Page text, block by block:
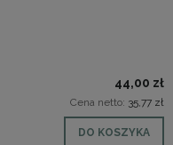
44,00 zł
Cena netto: 35,77 zł
DO KOSZYKA